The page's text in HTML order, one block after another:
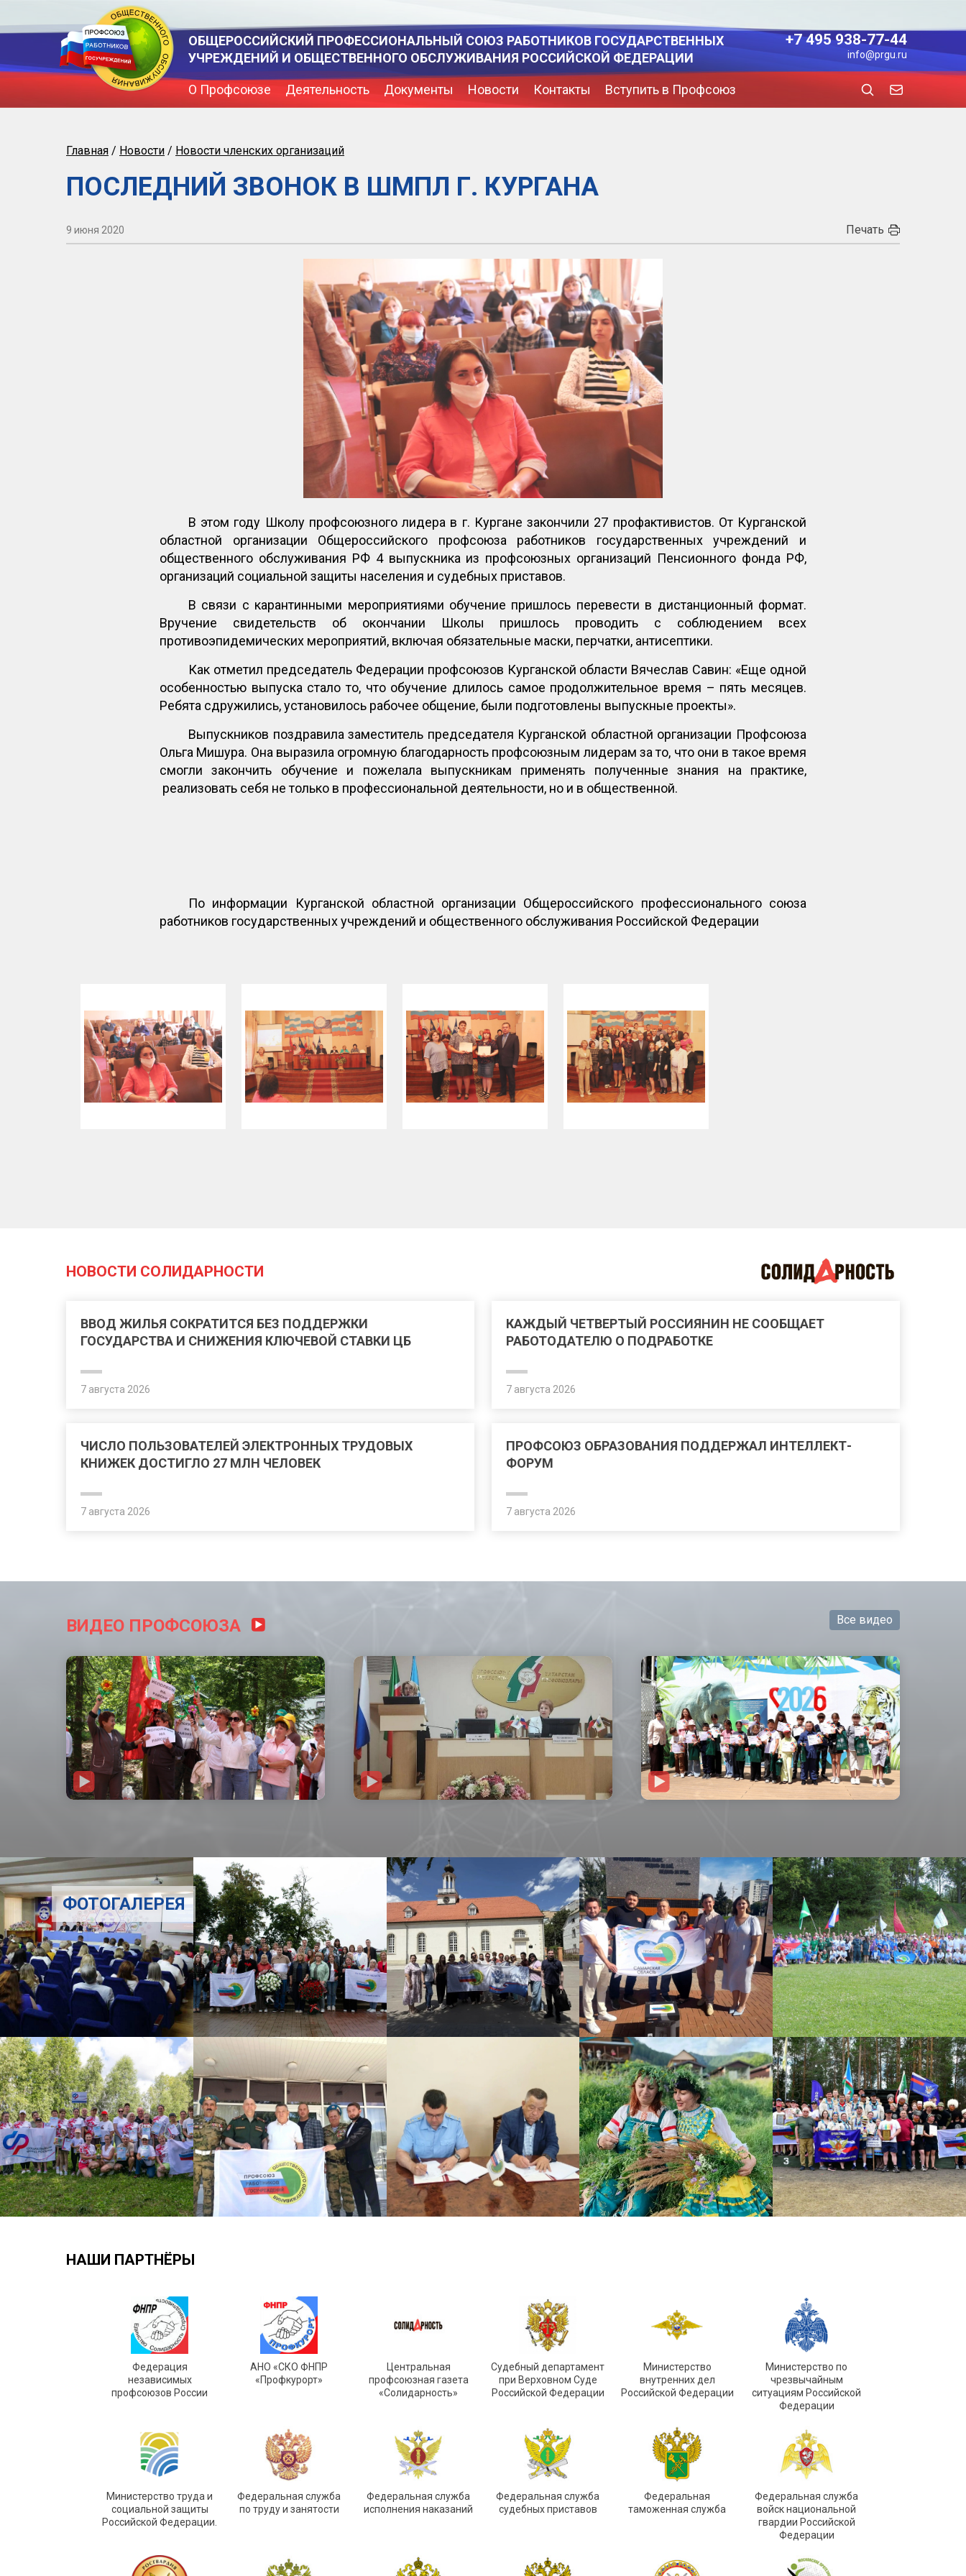
ОБЩЕРОССИЙСКИЙ ПРОФЕССИОНАЛЬНЫЙ СОЮЗ РАБОТНИКОВ ГОСУДАРСТВЕННЫХ
УЧРЕЖДЕНИЙ И ОБЩЕСТВЕННОГО ОБСЛУЖИВАНИЯ РОССИЙСКОЙ ФЕДЕРАЦИИ
+7 495 938-77-44
info@prgu.ru
О Профсоюзе Деятельность Документы Новости Контакты Вступить в Профсоюз
Главная / Новости / Новости членских организаций
ПОСЛЕДНИЙ ЗВОНОК В ШМПЛ Г. КУРГАНА
9 июня 2020 Печать
В этом году Школу профсоюзного лидера в г. Кургане закончили 27 профактивистов. От Курганской
областной организации Общероссийского профсоюза работников государственных учреждений и
общественного обслуживания РФ 4 выпускника из профсоюзных организаций Пенсионного фонда РФ,
организаций социальной защиты населения и судебных приставов.
В связи с карантинными мероприятиями обучение пришлось перевести в дистанционный формат.
Вручение свидетельств об окончании Школы пришлось проводить с соблюдением всех
противоэпидемических мероприятий, включая обязательные маски, перчатки, антисептики.
Как отметил председатель Федерации профсоюзов Курганской области Вячеслав Савин: «Еще одной
особенностью выпуска стало то, что обучение длилось самое продолжительное время – пять месяцев.
Ребята сдружились, установилось рабочее общение, были подготовлены выпускные проекты».
Выпускников поздравила заместитель председателя Курганской областной организации Профсоюза
Ольга Мишура. Она выразила огромную благодарность профсоюзным лидерам за то, что они в такое время
смогли закончить обучение и пожелала выпускникам применять полученные знания на практике,
реализовать себя не только в профессиональной деятельности, но и в общественной.
По информации Курганской областной организации Общероссийского профессионального союза
работников государственных учреждений и общественного обслуживания Российской Федерации
НОВОСТИ СОЛИДАРНОСТИ
ВВОД ЖИЛЬЯ СОКРАТИТСЯ БЕЗ ПОДДЕРЖКИ
ГОСУДАРСТВА И СНИЖЕНИЯ КЛЮЧЕВОЙ СТАВКИ ЦБ
7 августа 2026
КАЖДЫЙ ЧЕТВЕРТЫЙ РОССИЯНИН НЕ СООБЩАЕТ
РАБОТОДАТЕЛЮ О ПОДРАБОТКЕ
7 августа 2026
ЧИСЛО ПОЛЬЗОВАТЕЛЕЙ ЭЛЕКТРОННЫХ ТРУДОВЫХ
КНИЖЕК ДОСТИГЛО 27 МЛН ЧЕЛОВЕК
7 августа 2026
ПРОФСОЮЗ ОБРАЗОВАНИЯ ПОДДЕРЖАЛ ИНТЕЛЛЕКТ-
ФОРУМ
7 августа 2026
ВИДЕО ПРОФСОЮЗА Все видео
ФОТОГАЛЕРЕЯ
НАШИ ПАРТНЁРЫ
Федерация
независимых
профсоюзов России
АНО «СКО ФНПР
«Профкурорт»
Центральная
профсоюзная газета
«Солидарность»
Судебный департамент
при Верховном Суде
Российской Федерации
Министерство
внутренних дел
Российской Федерации
Министерство по
чрезвычайным
ситуациям Российской
Федерации
Министерство труда и
социальной защиты
Российской Федерации.
Федеральная служба
по труду и занятости
Федеральная служба
исполнения наказаний
Федеральная служба
судебных приставов
Федеральная
таможенная служба
Федеральная служба
войск национальной
гвардии Российской
Федерации